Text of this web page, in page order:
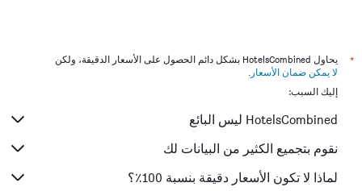
*
يحاول HotelsCombined بشكل دائم الحصول على الأسعار الدقيقة، ولكن
لا يمكن ضمان الأسعار .
إليك السبب:
HotelsCombined ليس البائع
نقوم بتجميع الكثير من البيانات لك
لماذا لا تكون الأسعار دقيقة بنسبة 100٪؟